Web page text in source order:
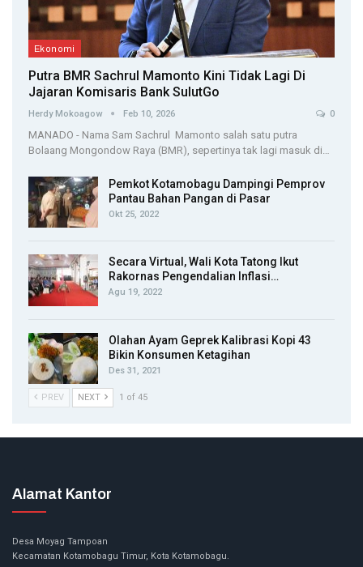
Ekonomi
Putra BMR Sachrul Mamonto Kini Tidak Lagi Di
Jajaran Komisaris Bank SulutGo
Herdy Mokoagow Feb 10, 2026 0
MANADO - Nama Sam Sachrul Mamonto salah satu putra
Bolaang Mongondow Raya (BMR), sepertinya tak lagi masuk di…
Pemkot Kotamobagu Dampingi Pemprov
Pantau Bahan Pangan di Pasar
Okt 25, 2022
Secara Virtual, Wali Kota Tatong Ikut
Rakornas Pengendalian Inflasi…
Agu 19, 2022
Olahan Ayam Geprek Kalibrasi Kopi 43
Bikin Konsumen Ketagihan
Des 31, 2021
PREV NEXT 1 of 45
Alamat Kantor
Desa Moyag Tampoan
Kecamatan Kotamobagu Timur, Kota Kotamobagu.